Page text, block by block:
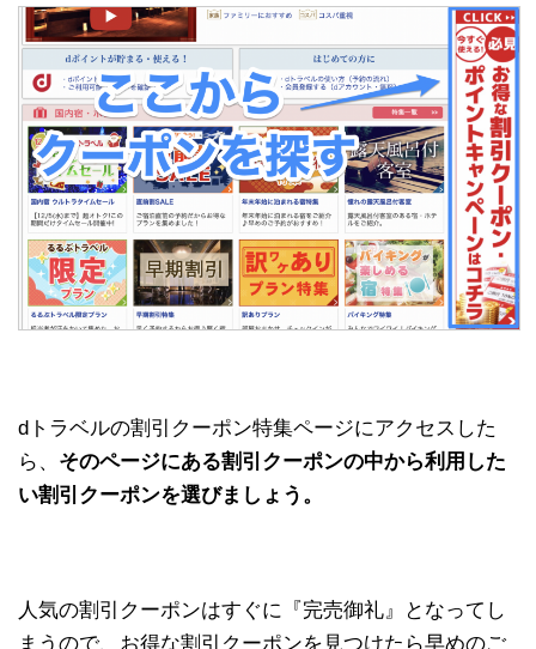
dトラベルの割引クーポン特集ページにアクセスした
ら、 そのページにある割引クーポンの中から利用した
い割引クーポンを選びましょう。
人気の割引クーポンはすぐに『完売御礼』となってし
まうので、お得な割引クーポンを見つけたら早めのご